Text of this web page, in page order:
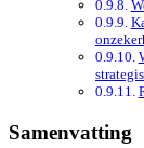
Samenvatting